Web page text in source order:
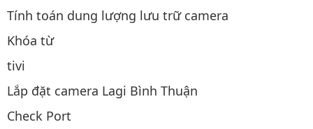
Tính toán dung lượng lưu trữ camera
Khóa từ
tivi
Lắp đặt camera Lagi Bình Thuận
Check Port